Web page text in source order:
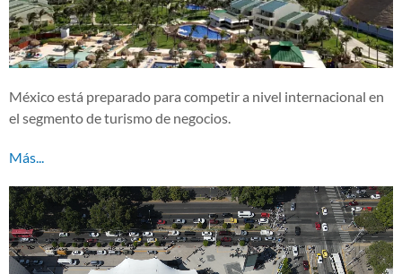
México está preparado para competir a nivel internacional en
el segmento de turismo de negocios.
Más...